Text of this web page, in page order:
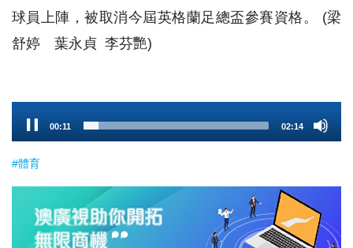
球員上陣，被取消今屆英格蘭足總盃參賽資格。 (梁
舒婷 葉永貞 李芬艷)
Player
00:11 02:14
#體育